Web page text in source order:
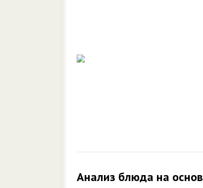
Анализ блюда на